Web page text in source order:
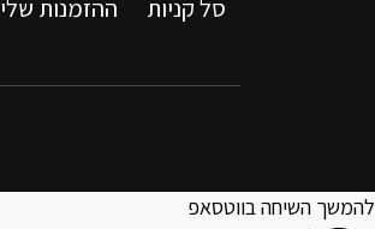
סל קניות ההזמנות שלי
להמשך השיחה בווטסאפ